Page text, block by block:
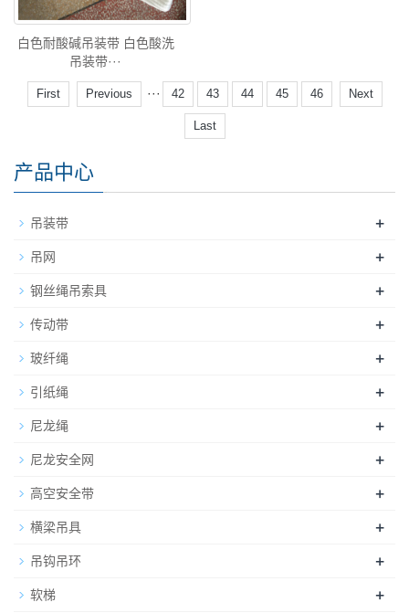
白色耐酸碱吊装带 白色酸洗
吊装带···
First Previous ··· 42 43 44 45 46 Next
Last
产品中心
吊装带 +
吊网 +
钢丝绳吊索具 +
传动带 +
玻纤绳 +
引纸绳 +
尼龙绳 +
尼龙安全网 +
高空安全带 +
横梁吊具 +
吊钩吊环 +
软梯 +